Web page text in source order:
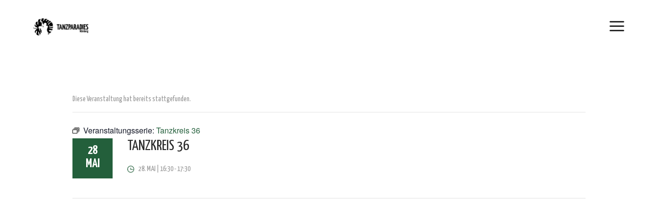
Diese Veranstaltung hat bereits stattgefunden.
Veranstaltungsserie: Tanzkreis 36
28
MAI
TANZKREIS 36
28. MAI | 16:30-17:30